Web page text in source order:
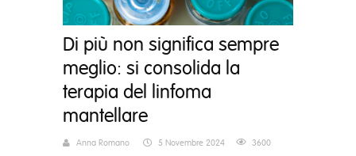
Di più non significa sempre
meglio: si consolida la
terapia del linfoma
mantellare
Anna Romano 5 Novembre 2024 3600